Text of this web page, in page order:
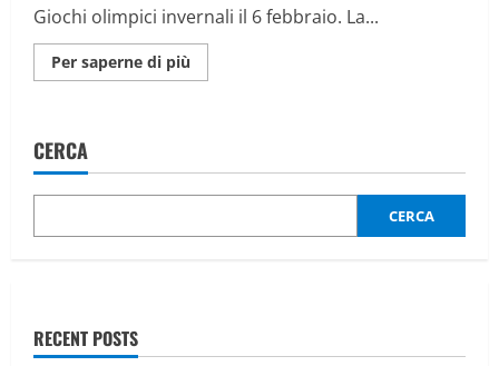
Giochi olimpici invernali il 6 febbraio. La...
Per saperne di più
informazioni
sono
Pellegrino,
Mosaner
CERCA
CERCA
RECENT POSTS